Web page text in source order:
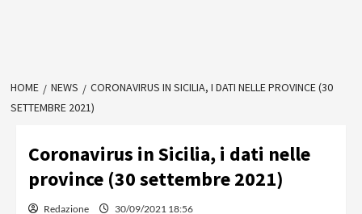
HOME NEWS
CORONAVIRUS IN SICILIA, I DATI NELLE PROVINCE (30
SETTEMBRE 2021)
Coronavirus in Sicilia, i dati nelle
province (30 settembre 2021)
Redazione 30/09/2021 18:56